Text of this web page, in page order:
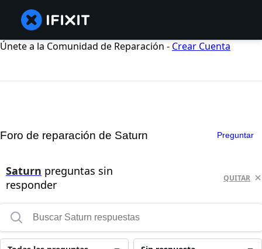
Únete a la Comunidad de Reparación - Crear Cuenta
Foro de reparación de Saturn Preguntar
Saturn preguntas sin
responder
QUITAR